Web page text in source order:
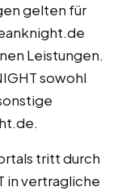
gelten für
Leistungen.
sowohl
tritt durch
in vertragliche